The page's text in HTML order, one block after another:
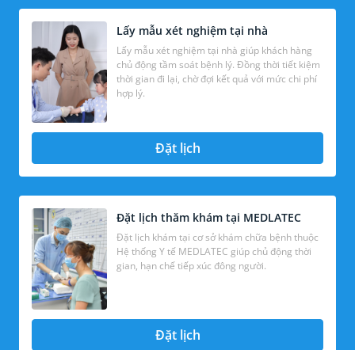
Lấy mẫu xét nghiệm tại nhà
Lấy mẫu xét nghiệm tại nhà giúp khách hàng
chủ động tầm soát bệnh lý. Đồng thời tiết kiệm
thời gian đi lại, chờ đợi kết quả với mức chi phí
hợp lý.
Đặt lịch
Đặt lịch thăm khám tại MEDLATEC
Đặt lịch khám tại cơ sở khám chữa bệnh thuộc
Hệ thống Y tế MEDLATEC giúp chủ động thời
gian, hạn chế tiếp xúc đông người.
Đặt lịch